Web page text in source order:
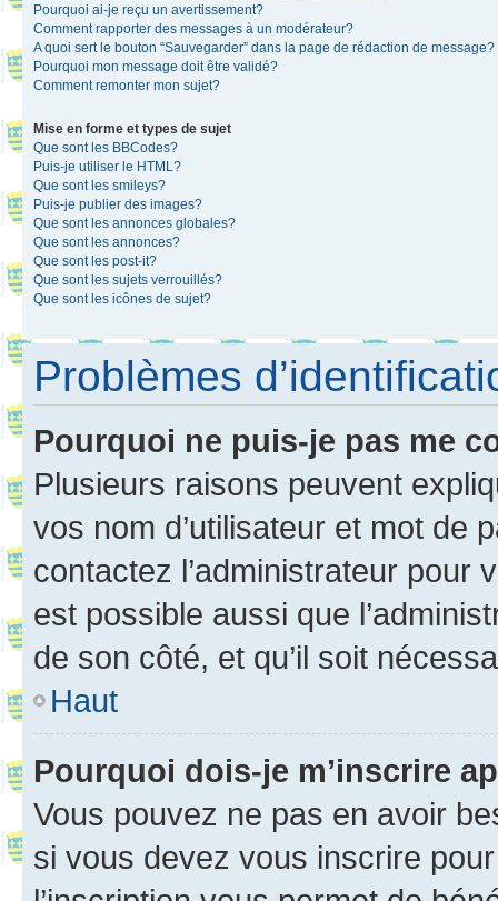
Pourquoi ai-je reçu un avertissement?
Comment rapporter des messages à un modérateur?
A quoi sert le bouton “Sauvegarder” dans la page de rédaction de message?
Pourquoi mon message doit être validé?
Comment remonter mon sujet?
Mise en forme et types de sujet
Que sont les BBCodes?
Puis-je utiliser le HTML?
Que sont les smileys?
Puis-je publier des images?
Que sont les annonces globales?
Que sont les annonces?
Que sont les post-it?
Que sont les sujets verrouillés?
Que sont les icônes de sujet?
Problèmes
Pourquoi ne puis-je pas me
Plusieurs raisons peuvent
vos nom d’utilisateur et mot de
contactez l’administrateur pour
est possible aussi que
de son côté, et qu’il soit
Haut
Pourquoi dois-je m’inscrire
Vous pouvez ne pas en avoir
si vous devez vous inscrire